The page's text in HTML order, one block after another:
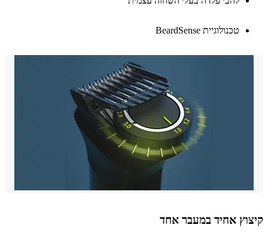
טכנולוגיית BeardSense
אחיד במעבר אחד